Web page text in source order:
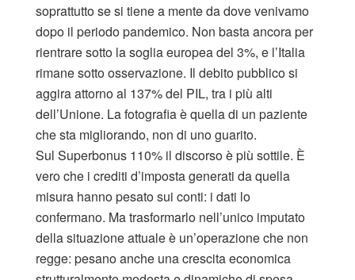
soprattutto se si tiene a mente da dove venivamo
dopo il periodo pandemico. Non basta ancora per
rientrare sotto la soglia europea del 3%, e l’Italia
rimane sotto osservazione. Il debito pubblico si
aggira attorno al 137% del PIL, tra i più alti
dell’Unione. La fotografia è quella di un paziente
che sta migliorando, non di uno guarito.
Sul Superbonus 110% il discorso è più sottile. È
vero che i crediti d’imposta generati da quella
misura hanno pesato sui conti: i dati lo
confermano. Ma trasformarlo nell’unico imputato
della situazione attuale è un’operazione che non
regge: pesano anche una crescita economica